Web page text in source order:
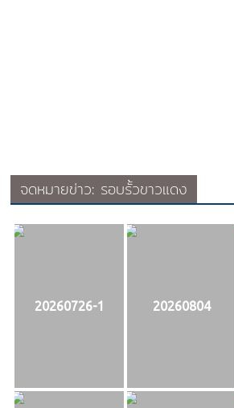
จดหมายข่าว: รอบรั้วขาวแดง
20260726-1 20260804